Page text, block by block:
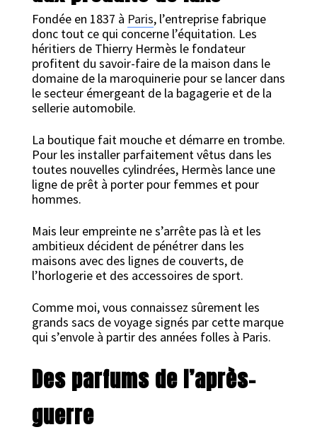
Fondée en 1837 à Paris, l’entreprise fabrique
donc tout ce qui concerne l’équitation. Les
héritiers de Thierry Hermès le fondateur
profitent du savoir-faire de la maison dans le
domaine de la maroquinerie pour se lancer dans
le secteur émergeant de la bagagerie et de la
sellerie automobile.
La boutique fait mouche et démarre en trombe.
Pour les installer parfaitement vêtus dans les
toutes nouvelles cylindrées, Hermès lance une
ligne de prêt à porter pour femmes et pour
hommes.
Mais leur empreinte ne s’arrête pas là et les
ambitieux décident de pénétrer dans les
maisons avec des lignes de couverts, de
l’horlogerie et des accessoires de sport.
Comme moi, vous connaissez sûrement les
grands sacs de voyage signés par cette marque
qui s’envole à partir des années folles à Paris.
Des parfums de l’après-
guerre